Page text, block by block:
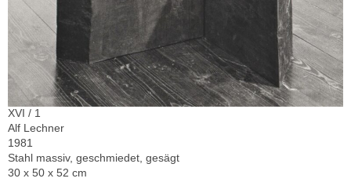
XVI / 1
Alf Lechner
1981
Stahl massiv, geschmiedet, gesägt
30 x 50 x 52 cm